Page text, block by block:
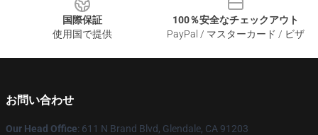
国際保証
使用国で提供
100％安全なチェックアウト
PayPal / マスターカード / ビザ
お問い合わせ
Our Head Office: 611 N Brand Blvd, Glendale, CA 91203